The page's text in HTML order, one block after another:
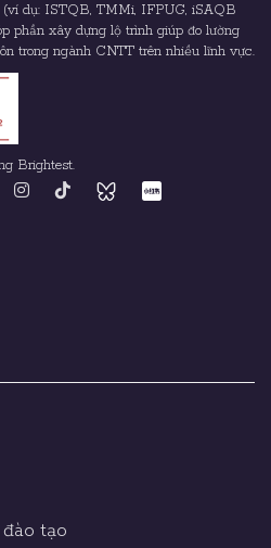
dụ: ISTQB, TMMi, IFPUG, iSAQB
phần xây dựng lộ trình giúp đo lường
trong ngành CNTT trên nhiều lĩnh vực.
Brightest.
tạo